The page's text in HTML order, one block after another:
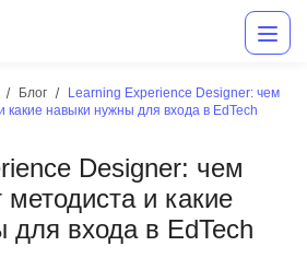
Блог
Learning Experience Designer: чем
какие навыки нужны для входа в EdTech
Designer: чем
методиста и какие
для входа в EdTech